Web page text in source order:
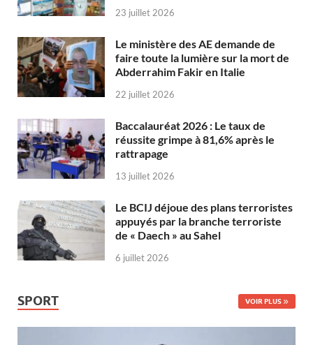
23 juillet 2026
Le ministère des AE demande de
faire toute la lumière sur la mort de
Abderrahim Fakir en Italie
22 juillet 2026
Baccalauréat 2026 : Le taux de
réussite grimpe à 81,6% après le
rattrapage
13 juillet 2026
Le BCIJ déjoue des plans terroristes
appuyés par la branche terroriste
de « Daech » au Sahel
6 juillet 2026
SPORT VOIR PLUS